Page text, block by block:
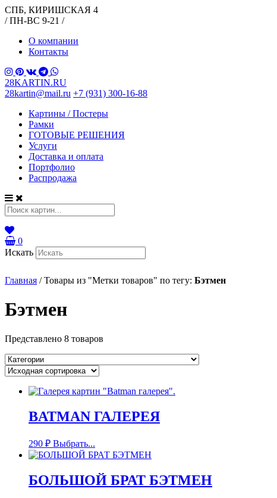
СПБ, КИРИШСКАЯ 4
/ ПН-ВС 9-21 /
О компании
Контакты
28KARTIN.RU
28kartin@mail.ru +7 (931) 300-16-88
Картины / Постеры
Рамки
ГОТОВЫЕ РЕШЕНИЯ
Услуги
Доставка и оплата
Портфолио
Распродажа
0
Искать
Главная /Товары из "Метки товаров" по тегу: Бэтмен
Бэтмен
Представлено 8 товаров
BATMAN ГАЛЕРЕЯ
290 ₽ Выбрать...
БОЛЬШОЙ БРАТ БЭТМЕН